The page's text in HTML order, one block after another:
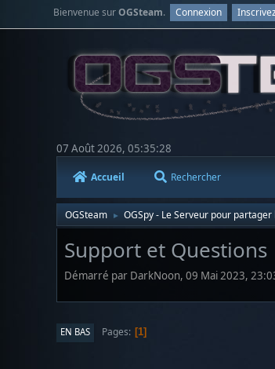
Bienvenue surOGSteam. Connexion
07 Août 2026, 05:35:28
Accueil Rechercher
OGSteam ► OGSpy - Le Serveur pour
Support et Questions
Démarré par DarkNoon, 09 Mai 2023,
EN BAS Pages 1